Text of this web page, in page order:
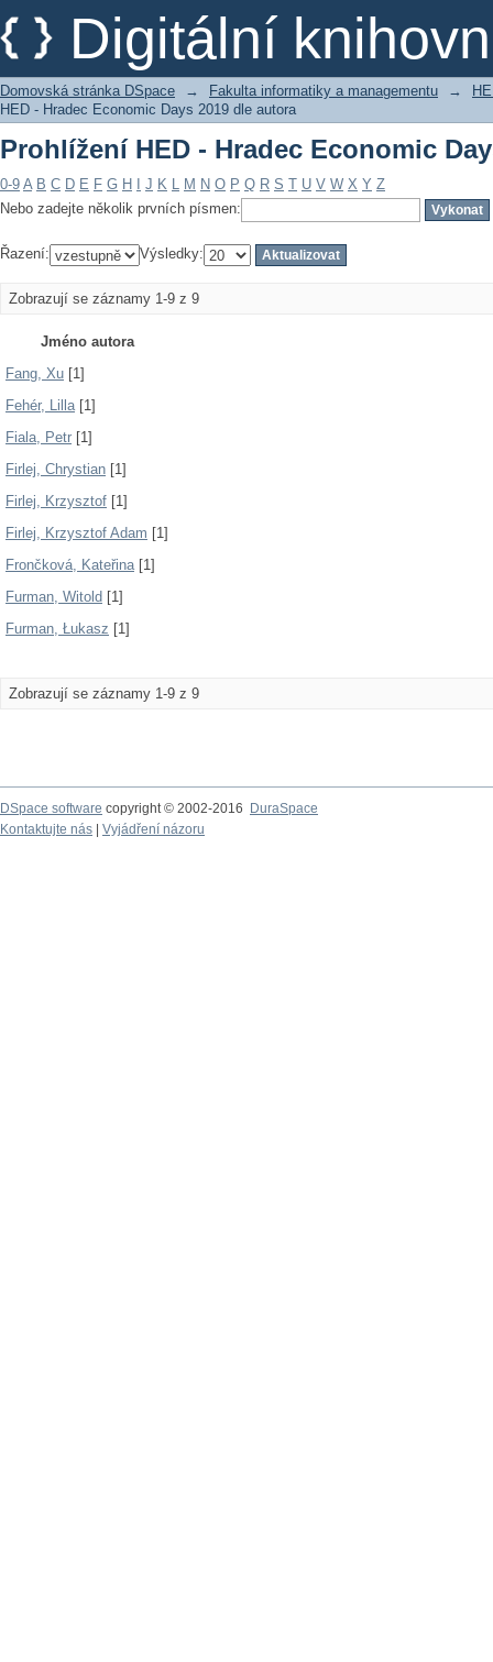
Digitální
Prohlížení HED - Hradec Economic
Domovská stránka DSpace → Fakulta informatiky a managementu →
HED - Hradec Economic Days 2019 dle autora
Prohlížení HED - Hradec Economic
0-9 A B C D E F G H J K L M N O P Q R S T U V W X Y Z
Nebo zadejte několik prvních písmen:
Řazení: Výsledky:
Zobrazují se záznamy 1-9 z 9
Jméno autora
Fang, Xu [1]
Fehér, Lilla[1]
Fiala, Petr [1]
Firlej, Chrystian [1]
Firlej, Krzysztof [1]
Firlej, Krzysztof Adam [1]
Frončková, Kateřina[1]
Furman, Witold [1]
Furman, Łukasz [1]
Zobrazují se záznamy 1-9 z 9
DSpace software copyright © 2002-2016
DuraSpace
Kontaktujte nás
Vyjádření názoru